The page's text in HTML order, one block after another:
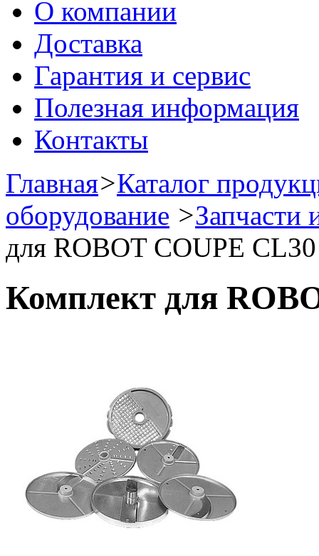
О компании
Доставка
Гарантия и сервис
Полезная информация
Контакты
Главная>Каталог
оборудование >Запчасти
для ROBOT COUPE
Комплект для